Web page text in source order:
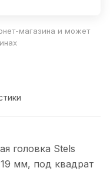
магазина и может
головка Stels
мм, под квадрат